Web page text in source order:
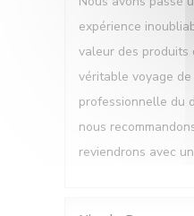
expérience
valeur des produits
véritable voyage
professionnelle du
nous
reviendrons avec